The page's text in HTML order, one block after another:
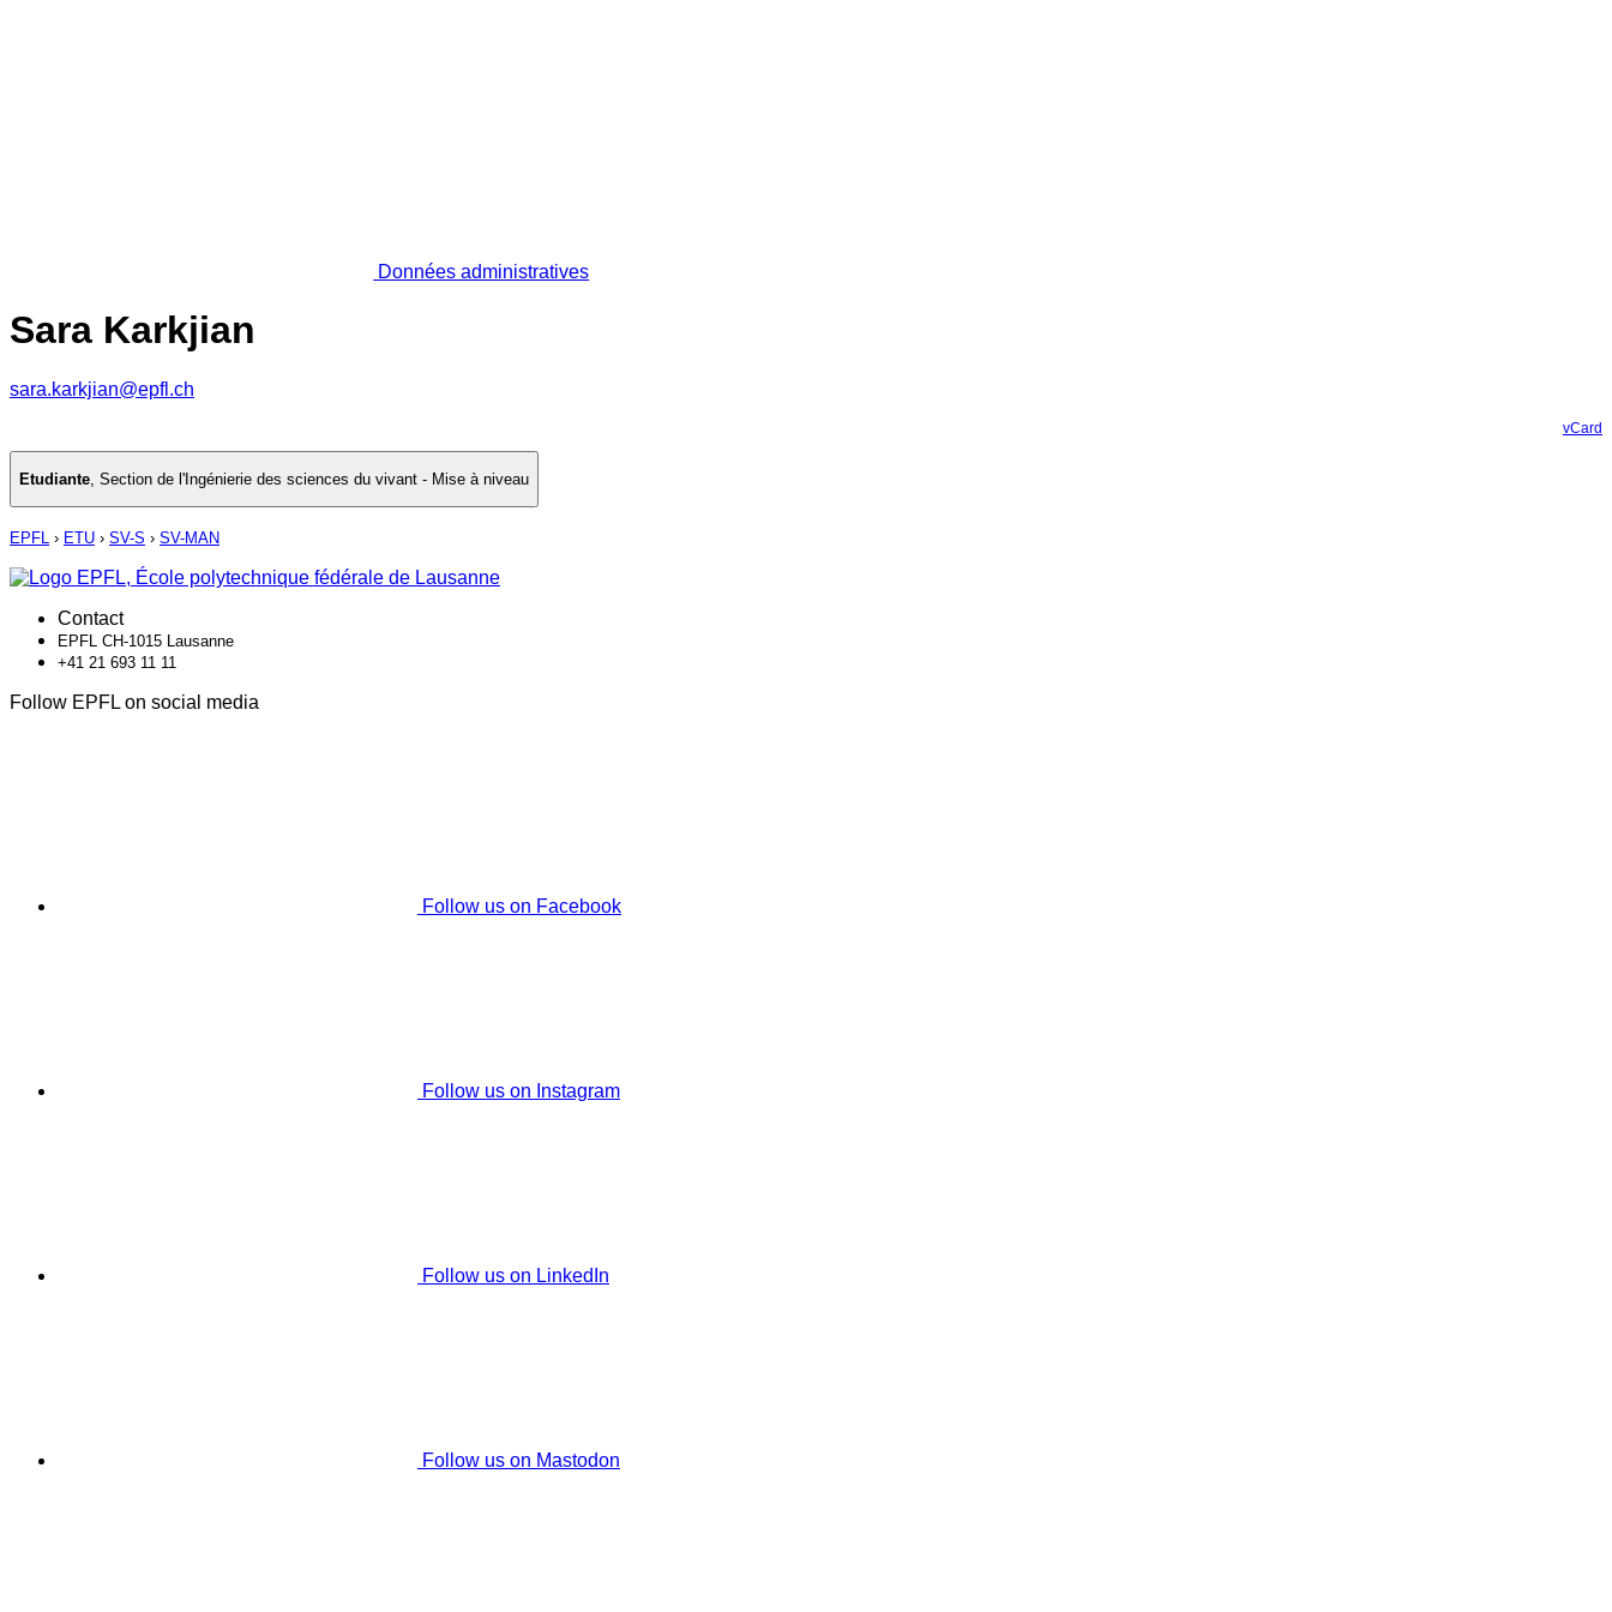
Données administratives
Sara Karkjian
sara.karkjian@epfl.ch
vCard
Etudiante, Section de l'Ingénierie des sciences du vivant - Mise à niveau
EPFL › ETU › SV-S › SV-MAN
Contact
EPFL CH-1015 Lausanne
+41 21 693 11 11
Follow EPFL on social media
Follow us on Facebook
Follow us on Instagram
Follow us on LinkedIn
Follow us on Mastodon